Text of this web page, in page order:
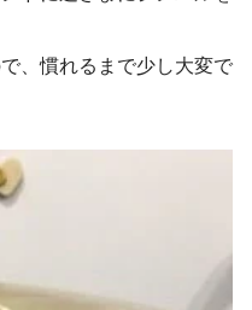
、慣れるまで少し大変で